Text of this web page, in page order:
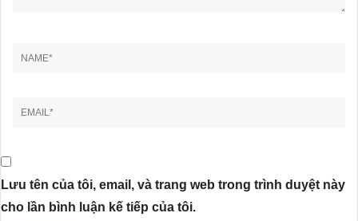
Lưu tên của tôi, email, và trang web trong trình duyệt này
cho lần bình luận kế tiếp của tôi.